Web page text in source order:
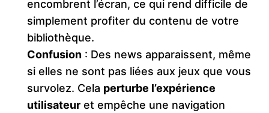
encombrent l’écran, ce qui rend difficile de
simplement profiter du contenu de votre
bibliothèque.
Confusion : Des news apparaissent, même
si elles ne sont pas liées aux jeux que vous
survolez. Cela perturbe l’expérience
utilisateur et empêche une navigation